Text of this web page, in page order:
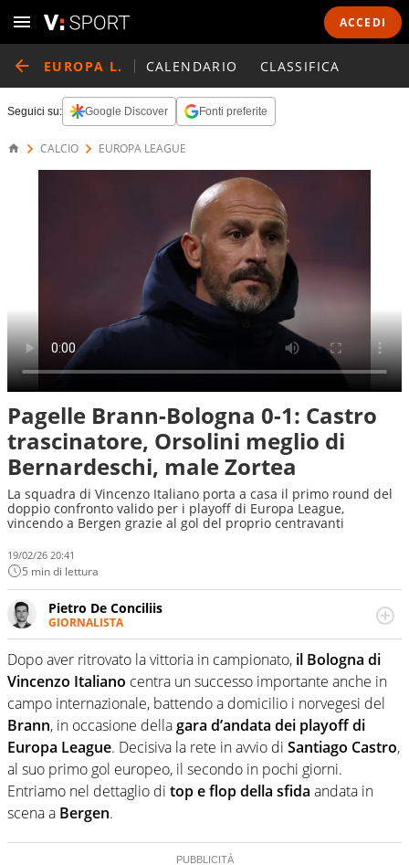
ACCEDI
EUROPA L. CALENDARIO CLASSIFICA
Seguici su: Google Discover Fonti preferite
CALCIO EUROPA LEAGUE
Pagelle Brann-Bologna 0-1: Castro
trascinatore, Orsolini meglio di
Bernardeschi, male Zortea
La squadra di Vincenzo Italiano porta a casa il primo round del
doppio confronto valido per i playoff di Europa League,
vincendo a Bergen grazie al gol del proprio centravanti
19/02/26 20:41
5 min di lettura
Pietro De Conciliis
GIORNALISTA
Giornalista pubblicista e speaker radiofonico, per Virgilio
Sport si occupa di calcio con uno sguardo attento e
competente sui campionati di Serie B e Serie C
Dopo aver ritrovato la vittoria in campionato, il Bologna di
Vincenzo Italiano centra un successo importante anche in
campo internazionale, battendo a domicilio i norvegesi del
Brann, in occasione dellagara d’andata dei playoff di
Europa League. Decisiva la rete in avvio di Santiago Castro,
al suo primo gol europeo, il secondo in pochi giorni.
Entriamo nel dettaglio di top e flop della sfida andata in
scena a Bergen.